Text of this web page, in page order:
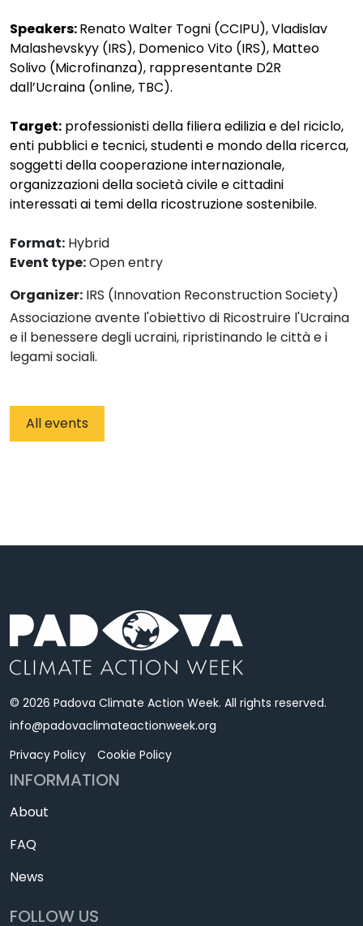
Speakers:Renato Walter Togni (CCIPU), Vladislav
Malashevskyy (IRS), Domenico Vito (IRS), Matteo
Solivo (Microfinanza), rappresentante D2R
dall’Ucraina (online, TBC).
Target: professionisti della filiera edilizia e del riciclo,
enti pubblici e tecnici, studenti e mondo della ricerca,
soggetti della cooperazione internazionale,
organizzazioni della società civile e cittadini
interessati ai temi della ricostruzione sostenibile.
Format: Hybrid
Event type:Open entry
Organizer: IRS (Innovation Reconstruction Society)
Associazione avente l'obiettivo di Ricostruire l'Ucraina
e il benessere degli ucraini, ripristinando le città e i
legami sociali.
All events
© 2026 Padova Climate Action Week. All rights reserved.
info@padovaclimateactionweek.org
Privacy Policy
Cookie Policy
INFORMATION
About
FAQ
News
FOLLOW US